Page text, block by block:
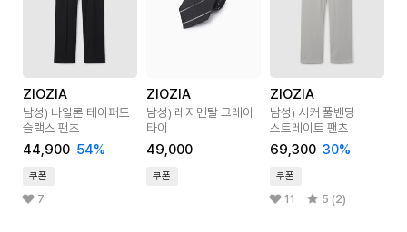
ZIOZIA
남성) 나일론 테이퍼드
슬랙스 팬츠
44,900 54%
쿠폰
7
ZIOZIA
남성) 레지멘탈 그레이
타이
49,000
쿠폰
ZIOZIA
남성) 서커 풀밴딩
스트레이트 팬츠
69,300 30%
쿠폰
11 5 (2)